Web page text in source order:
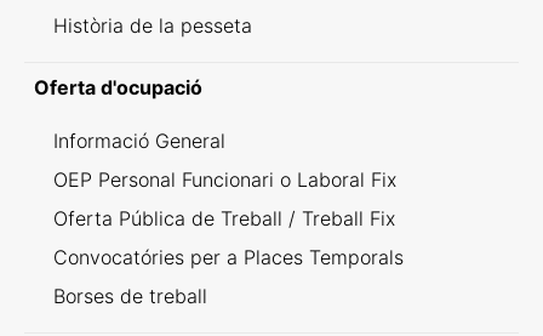
Història de la pesseta
Oferta d'ocupació
Informació General
OEP Personal Funcionari o Laboral Fix
Oferta Pública de Treball / Treball Fix
Convocatóries per a Places Temporals
Borses de treball